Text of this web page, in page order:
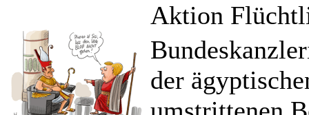
Aktion
der